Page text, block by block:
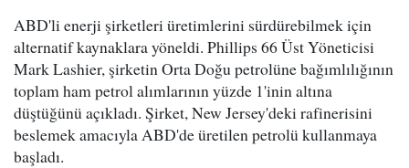
ABD'li enerji şirketleri üretimlerini sürdürebilmek için
alternatif kaynaklara yöneldi. Phillips 66 Üst Yöneticisi
Mark Lashier, şirketin Orta Doğu petrolüne bağımlılığının
toplam ham petrol alımlarının yüzde 1'inin altına
düştüğünü açıkladı. Şirket, New Jersey'deki rafinerisini
beslemek amacıyla ABD'de üretilen petrolü kullanmaya
başladı.